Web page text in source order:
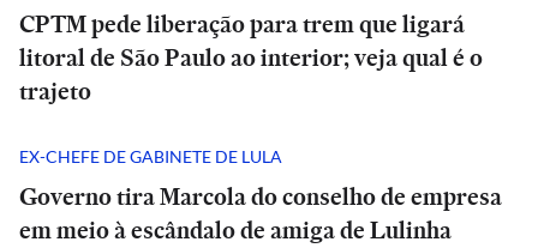
CPTM pede liberação para trem que ligará
litoral de São Paulo ao interior; veja qual é o
trajeto
EX-CHEFE DE GABINETE DE LULA
Governo tira Marcola do conselho de empresa
em meio à escândalo de amiga de Lulinha